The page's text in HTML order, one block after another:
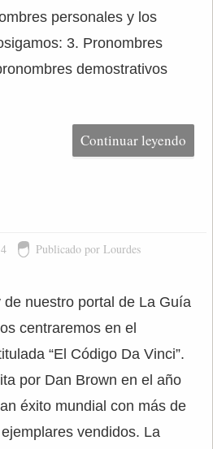
personales y los
3. Pronombres
demostrativos
Continuar leyendo
Publicado por Lourdes
nuestro portal de La Guía
centraremos en el
“El Código Da Vinci”.
por Dan Brown en el año
éxito mundial con más de
vendidos. La